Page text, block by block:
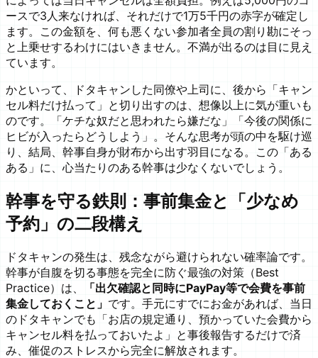
ースで3人来なければ、それだけで1万5千円の赤字が確定し
ます。この金額を、何も悪くない参加者全員の割り勘にそっ
と上乗せするわけにはいきません。不満が出るのは目に見え
ています。
かといって、ドタキャンした同僚や上司に、後から「キャン
セル料だけ払って」と切り出すのは、想像以上に気が重いも
のです。「ケチな奴だと思われたら嫌だな」「今後の関係に
ヒビが入ったらどうしよう」。そんな思考が頭の中を駆け巡
り、結局、幹事自身が財布から出す羽目になる。この「ある
ある」に、心当たりのある幹事は少なくないでしょう。
幹事を守る鉄則：事前集金と「少なめ
予約」の二段構え
ドタキャンの発生は、残念ながら避けられない確率論です。
幹事が自腹を切る事態を完全に防ぐ最強の対策（Best
Practice）は、
「出欠確認と同時にPayPay等で会費を事前
集金しておくこと」 です。手元にすでにお金があれば、当日
のドタキャンでも「お店の規定通り、預かっていた会費から
キャンセル料を払っておいたよ」と事後報告するだけで済
み、催促のストレスから完全に解放されます。